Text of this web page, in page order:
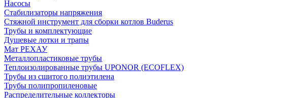
Насосы
Стабилизаторы напряжения
Стяжной инструмент для сборки котлов Buderus
Трубы и комплектующие
Душевые лотки и трапы
Мат РЕХАУ
Металлопластиковые трубы
Теплоизолированные трубы UPONOR (ECOFLEX)
Трубы из сшитого полиэтилена
Трубы полипропиленовые
Распределительные коллекторы